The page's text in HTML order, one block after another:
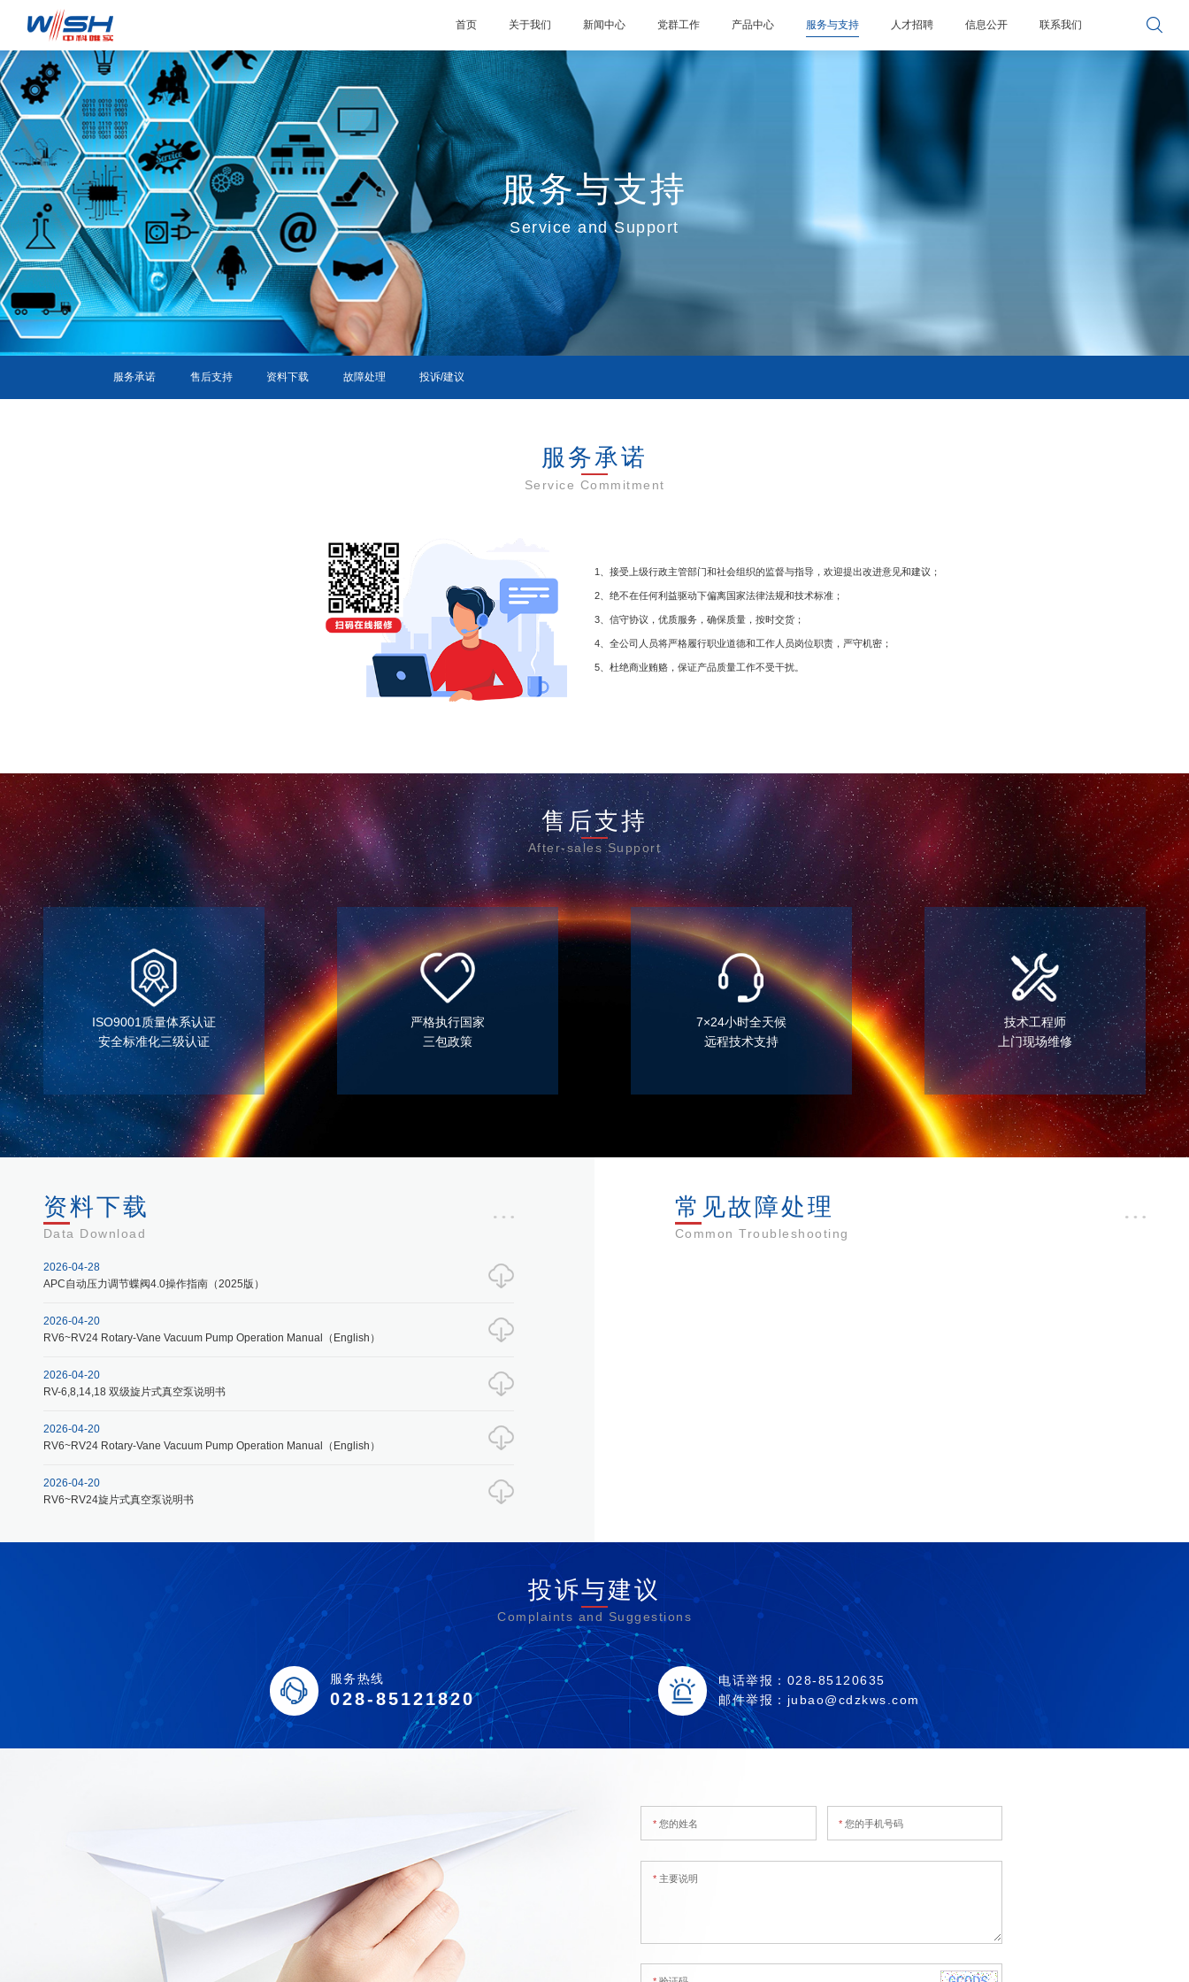

首页 关于我们 新闻中心 党群工作 产品中心 服务与支持 人才招聘 信息公开 联系我们
服务与支持
Service and Support
服务承诺 售后支持 资料下载 故障处理 投诉/建议
服务承诺
Service Commitment
1、接受上级行政主管部门和社会组织的监督与指导，欢迎提出改进意见和建议；
2、绝不在任何利益驱动下偏离国家法律法规和技术标准；
3、信守协议，优质服务，确保质量，按时交货；
4、全公司人员将严格履行职业道德和工作人员岗位职责，严守机密；
5、杜绝商业贿赂，保证产品质量工作不受干扰。
售后支持
After-sales Support
ISO9001质量体系认证
安全标准化三级认证
严格执行国家
三包政策
7×24小时全天候
远程技术支持
技术工程师
上门现场维修
资料下载
Data Download
2026-04-28
APC自动压力调节蝶阀4.0操作指南（2025版）
2026-04-20
RV6~RV24 Rotary-Vane Vacuum Pump Operation Manual（English）
2026-04-20
RV-6,8,14,18 双级旋片式真空泵说明书
2026-04-20
RV6~RV24 Rotary-Vane Vacuum Pump Operation Manual（English）
2026-04-20
RV6~RV24旋片式真空泵说明书
常见故障处理
Common Troubleshooting
投诉与建议
Complaints and Suggestions
服务热线
028-85121820
电话举报：028-85120635
邮件举报：jubao@cdzkws.com
* 您的姓名 *您的手机号码
* 主要说明